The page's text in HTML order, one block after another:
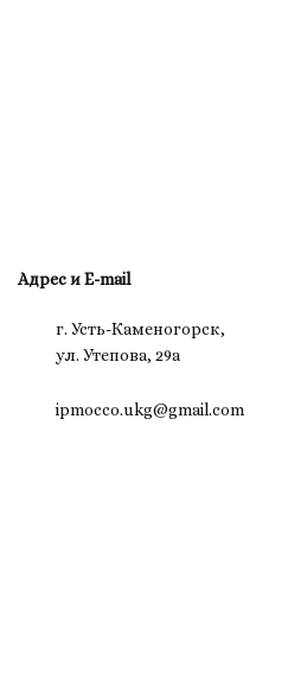
Адрес и E-mail
г. Усть-Каменогорск,
ул. Утепова, 29а
ipmocco.ukg@gmail.com